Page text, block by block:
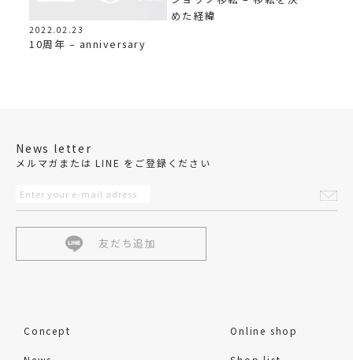
2022.02.23
10周年 – anniversary
めた経緯
Concept Online shop
News letter
メルマガまたは LINE をご登録ください
友だち追加